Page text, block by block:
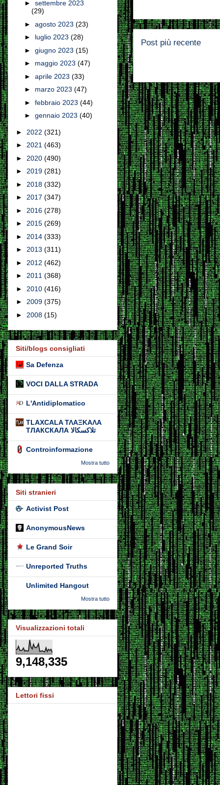
Post più recente
► settembre 2023
(29)
► agosto 2023 (23)
► luglio 2023 (28)
► giugno 2023 (15)
► maggio 2023 (47)
► aprile 2023 (33)
► marzo 2023 (47)
► febbraio 2023 (44)
► gennaio 2023 (40)
► 2022 (321)
► 2021 (463)
► 2020 (490)
► 2019 (281)
► 2018 (332)
► 2017 (347)
► 2016 (278)
► 2015 (269)
► 2014 (333)
► 2013 (311)
► 2012 (462)
► 2011 (368)
► 2010 (416)
► 2009 (375)
► 2008 (15)
Siti/blogs consigliati
Sa Defenza
VOCI DALLA STRADA
L'Antidiplomatico
TLAXCALA ΤΛΑΞΚΑΛΑ
ТЛАКСКАЛА تلاكسكالا
Controinformazione
Mostra tutto
Siti stranieri
Activist Post
AnonymousNews
Le Grand Soir
Unreported Truths
Unlimited Hangout
Mostra tutto
Visualizzazioni totali
9,148,335
Lettori fissi